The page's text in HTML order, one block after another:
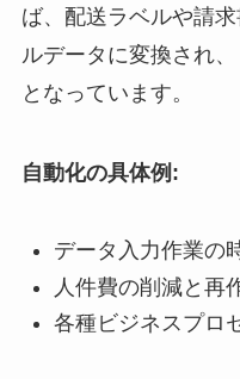
ば、配送ラベルや請
ルデータに変換され
となっています。
自動化の具体例:
データ入力作業の
人件費の削減と再
各種ビジネスプロ